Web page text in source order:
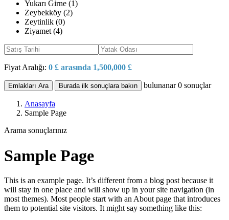
Yukarı Girne (1)
Zeybekköy (2)
Zeytinlik (0)
Ziyamet (4)
Fiyat Aralığı: 0 £ arasında 1,500,000 £
Emlakları Ara Burada ilk sonuçlara bakın bulunanar0 sonuçlar
Anasayfa
Sample Page
Arama sonuçlarınız
Sample Page
This is an example page. It’s different from a blog post because it
will stay in one place and will show up in your site navigation (in
most themes). Most people start with an About page that introduces
them to potential site visitors. It might say something like this: